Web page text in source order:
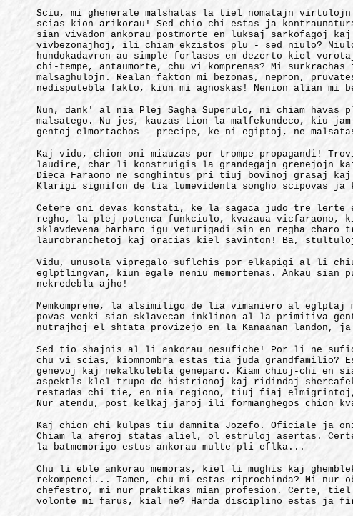
Sciu, mi ghenerale malshatas la tiel nomatajn
scias kion arikorau! Sed chio chi estas ja
sian vivadon ankorau postmorte en luksaj sarkofagoj
vivbezonajhoj, ili chiam ekzistos plu - sed niulo?
hundokadavron au simple forlasos en dezerto kiel
chi-tempe, antaumorte, chu vi komprenas? Mi
malsaghulojn. Realan fakton mi bezonas, nepron,
nedisputebla fakto, kiun mi agnoskas! Nenion alian
Nun, dank' al nia Plej Sagha Superulo, ni chiam havas
malsatego. Nu jes, kauzas tion la malfekundeco, kiu
gentoj elmortachos - precipe, ke ni egiptoj, ne
Kaj vidu, chion oni miauzas por trompe propagandi!
laudire, char li konstruigis la grandegajn grenejojn
Dieca Faraono ne songhintus pri tiuj bovinoj grasaj
Klarigi signifon de tia lumevidenta songho scipovas
Cetere oni devas konstati, ke la sagaca judo tre lerte
regho, la plej potenca funkciulo, kvazaua vicfaraono,
sklavdevena barbaro igu veturigadi sin en regha
laurobranchetoj kaj oracias kiel savinton! Ba,
Vidu, unusola vipregalo suflchis por elkapigi al li
eglptlingvan, kiun egale neniu memortenas. Ankau
nekredebla ajho!
Memkomprene, la alsimiligo de lia vimaniero al
povas venki sian sklavecan inklinon al la primitiva
nutrajhoj el shtata provizejo en la Kanaanan landon,
Sed tio shajnis al li ankorau nesufiche! Por li ne
chu vi scias, kiomnombra estas tia juda
genevoj kaj nekalkulebla geneparo. Kiam chiuj-chi
aspektls klel trupo de histrionoj kaj ridindaj
restadas chi tie, en nia regiono, tiuj fiaj elmigrintoj,
Nur atendu, post kelkaj jaroj ili formanghegos chion
Kaj chion chi kulpas tiu damnita Jozefo. Oficiale ja
Chiam la aferoj statas aliel, ol estruloj asertas.
la batmemorigo estus ankorau multe pli eflka...
Chu li eble ankorau memoras, kiel li mughis kaj
rekompenci... Tamen, chu mi estas riprochinda? Mi nur
chefestro, mi nur praktikas mian profesion. Certe, tiel
volonte mi farus, kial ne? Harda disciplino estas ja